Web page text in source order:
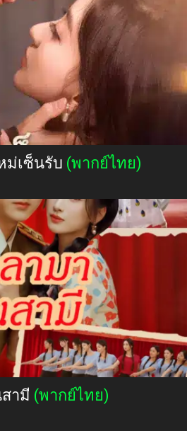
ม่เซ็นรับ (พากย์ไทย)
ามี (พากย์ไทย)